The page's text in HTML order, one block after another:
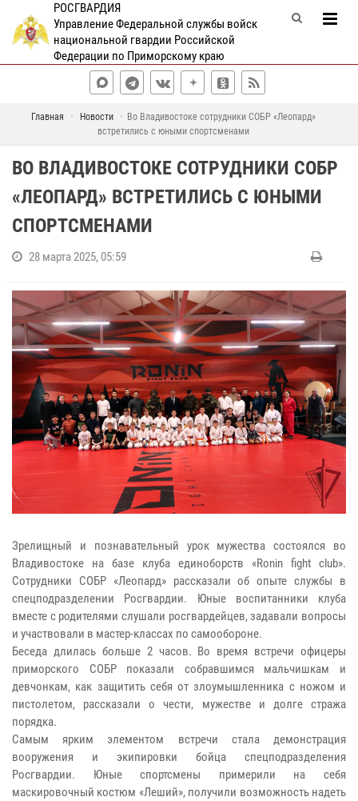
РОСГВАРДИЯ
Управление Федеральной службы войск
национальной гвардии Российской
Федерации по Приморскому краю
Главная Новости
Во Владивостоке сотрудники СОБР «Леопард»
встретились с юными спортсменами
ВО ВЛАДИВОСТОКЕ СОТРУДНИКИ СОБР
«ЛЕОПАРД» ВСТРЕТИЛИСЬ С ЮНЫМИ
СПОРТСМЕНАМИ
28 марта 2025, 05:59
Зрелищный и познавательный урок мужества состоялся во
Владивостоке на базе клуба единоборств «Ronin fight club».
Сотрудники СОБР «Леопард» рассказали об опыте службы в
спецподразделении Росгвардии. Юные воспитанники клуба
вместе с родителями слушали росгвардейцев, задавали вопросы
и участвовали в мастер-классах по самообороне.
Беседа длилась больше 2 часов. Во время встречи офицеры
приморского СОБР показали собравшимся мальчишкам и
девчонкам, как защитить себя от злоумышленника с ножом и
пистолетом, рассказали о чести, мужестве и долге стража
порядка.
Самым ярким элементом встречи стала демонстрация
вооружения и экипировки бойца спецподразделения
Росгвардии. Юные спортсмены примерили на себя
маскировочный костюм «Леший», получили возможность надеть